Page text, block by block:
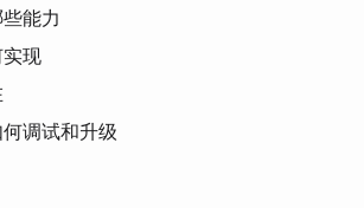
能力
现
调试和升级